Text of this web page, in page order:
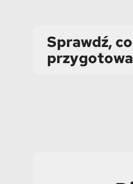
Sprawdź,